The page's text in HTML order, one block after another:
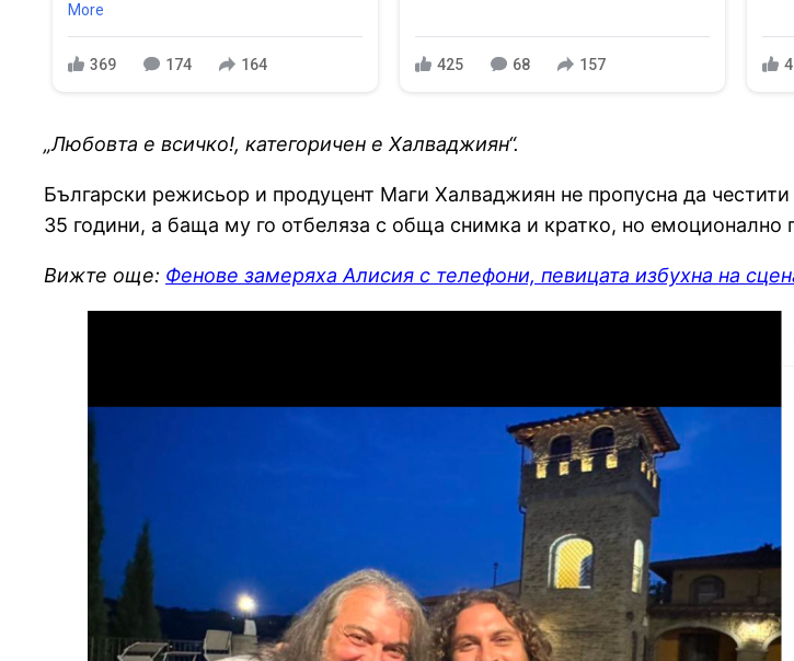
More
369 174 164 425 68 157
„Любовта е всичко!, категоричен е Халваджиян“.
Български режисьор и продуцент Маги Халваджиян не пропусна да
35 години, а баща му го отбеляза с обща снимка и кратко, но емоционално
Вижте още: Фенове замеряха Алисия с телефони, певицата избухна на